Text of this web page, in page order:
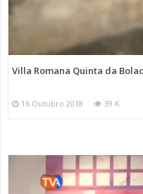
Villa Romana Quinta da
16 Outubro 2018 39 K